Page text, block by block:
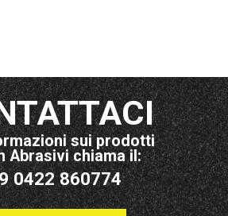
sui prodotti
Abrasivi chiama il:
0422 860774